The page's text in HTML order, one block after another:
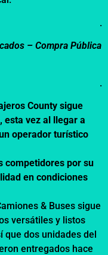
.
– Compra Pública
.
County sigue
esta vez al llegar a
operador turístico
competidores por su
en condiciones
& Buses sigue
versátiles y listos
que dos unidades del
entregados hace